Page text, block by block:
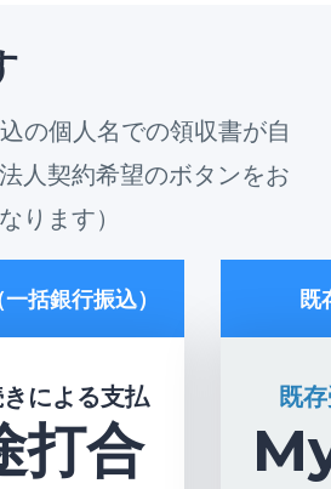
の個人名での領収書が自
人契約希望のボタンをお
ります）
括銀行振込）
による支払
打合
既
既